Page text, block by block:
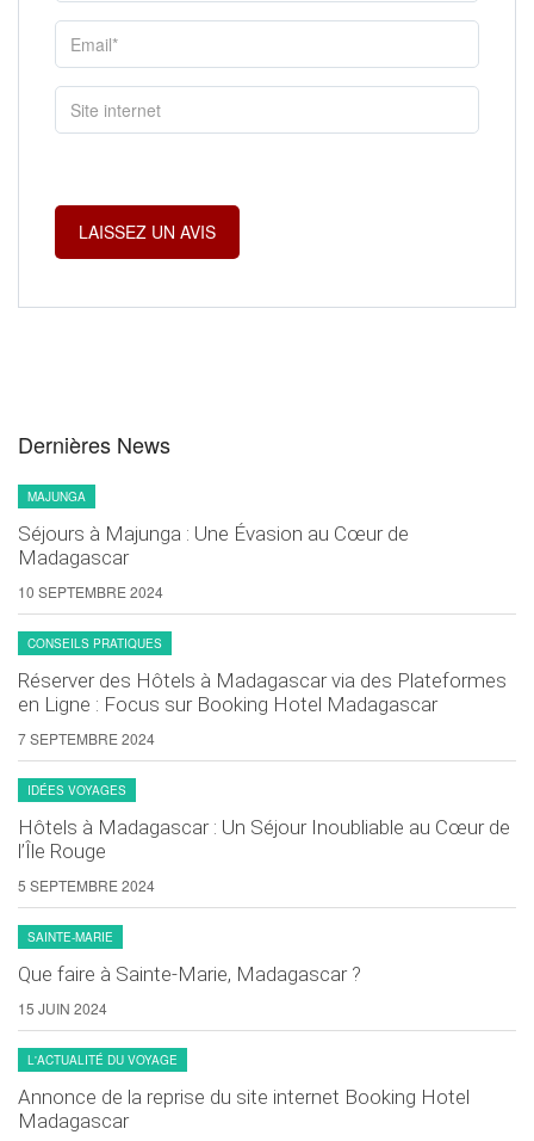
Dernières News
MAJUNGA
Séjours à Majunga : Une Évasion au Cœur de
Madagascar
10 SEPTEMBRE 2024
CONSEILS PRATIQUES
Réserver des Hôtels à Madagascar via des Plateformes
en Ligne : Focus sur Booking Hotel Madagascar
7 SEPTEMBRE 2024
IDÉES VOYAGES
Hôtels à Madagascar : Un Séjour Inoubliable au Cœur de
l’Île Rouge
5 SEPTEMBRE 2024
SAINTE-MARIE
Que faire à Sainte-Marie, Madagascar ?
15 JUIN 2024
L'ACTUALITÉ DU VOYAGE
Annonce de la reprise du site internet Booking Hotel
Madagascar